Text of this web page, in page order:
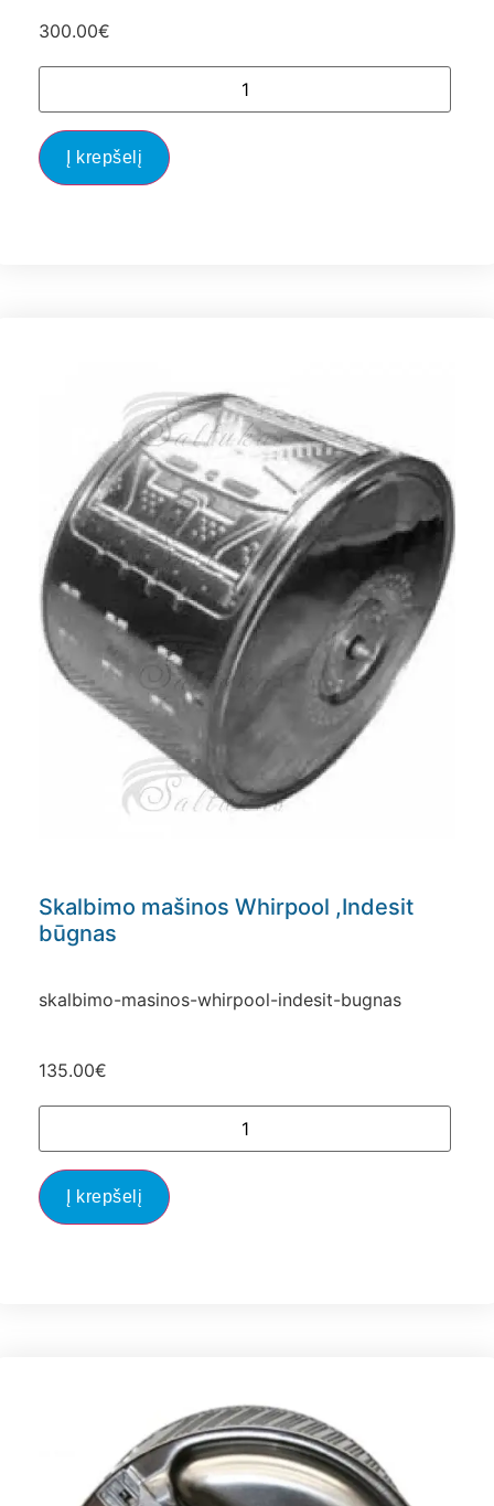
300.00€
Į krepšelį
Skalbimo mašinos Whirpool ,Indesit
būgnas
skalbimo-masinos-whirpool-indesit-bugnas
135.00€
Į krepšelį